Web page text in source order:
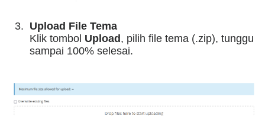
Upload File Tema
Klik tombol Upload, pilih file tema (.zip), tunggu
sampai 100% selesai.